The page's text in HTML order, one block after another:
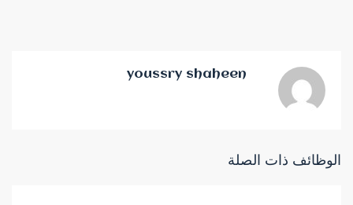
youssry shaheen
الوظائف ذات الصلة